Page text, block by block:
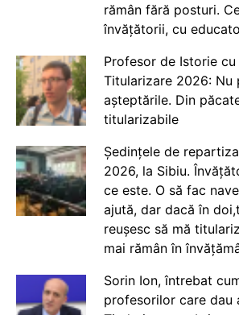
rămân fără posturi.
învățătorii, cu
Profesor de Istorie cu
Titularizare 2026: Nu
așteptările. Din
titularizabile
Ședințele de
2026, la Sibiu.
ce este. O să fac
ajută, dar dacă în
reușesc să mă
mai rămân în
Sorin Ion, întrebat
profesorilor care dau